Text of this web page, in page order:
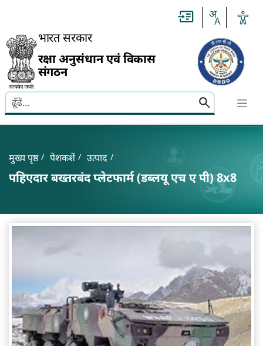
भारत सरकार
रक्षा अनुसंधान एवं विकास
संगठन
Search here
Breadcrumb
मुख्य पृष्ठ पेशकशें उत्पाद
पहिएदार बख्तरबंद प्लेटफार्म (डब्लयू एच ए पी) 8x8
पहिएदार बख्तरबंद प्लेटफार्म (डब्लयू एच ए पी) 8x8
Untitled
Slide